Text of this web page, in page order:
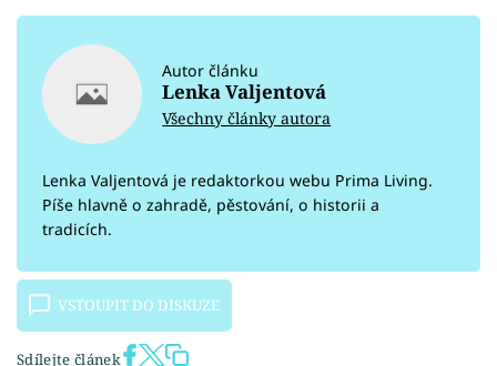
Autor článku
Lenka Valjentová
Všechny články autora
Lenka Valjentová je redaktorkou webu Prima Living.
Píše hlavně o zahradě, pěstování, o historii a
tradicích.
VSTOUPIT DO DISKUZE
Sdílejte článek